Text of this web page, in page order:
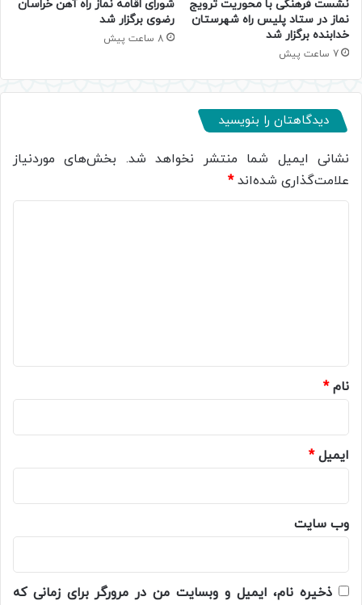
نشست فرهنگی با محوریت ترویج
نماز در ستاد پلیس راه شهرستان
خدابنده برگزار شد
7 ساعت پیش
شورای اقامه نماز راه آهن خراسان
رضوی برگزار شد
8 ساعت پیش
دیدگاهتان را بنویسید
نشانی ایمیل شما منتشر نخواهد شد. بخش‌های موردنیاز
علامت‌گذاری شده‌اند*
نام*
ایمیل*
وب‌ سایت
ذخیره نام، ایمیل و وبسایت من در مرورگر برای زمانی که